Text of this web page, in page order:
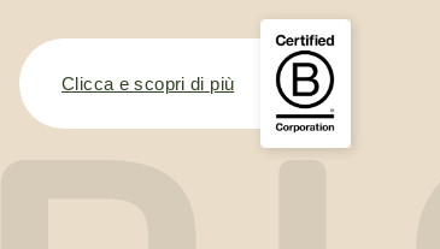
Clicca e scopri di più